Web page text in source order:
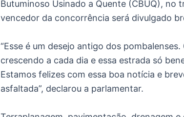
Butuminoso Usinado a Quente (CBUQ), no
vencedor da concorrência será divulgado
“Esse é um desejo antigo dos
crescendo a cada dia e essa estrada só
Estamos felizes com essa boa notícia e
asfaltada”, declarou a parlamentar.